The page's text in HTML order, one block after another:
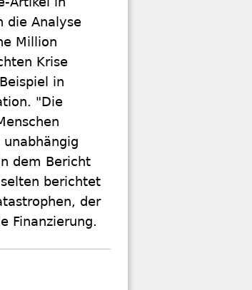
die Analyse
Million
Krise
in
"Die
dem Bericht
berichtet
der
Finanzierung.